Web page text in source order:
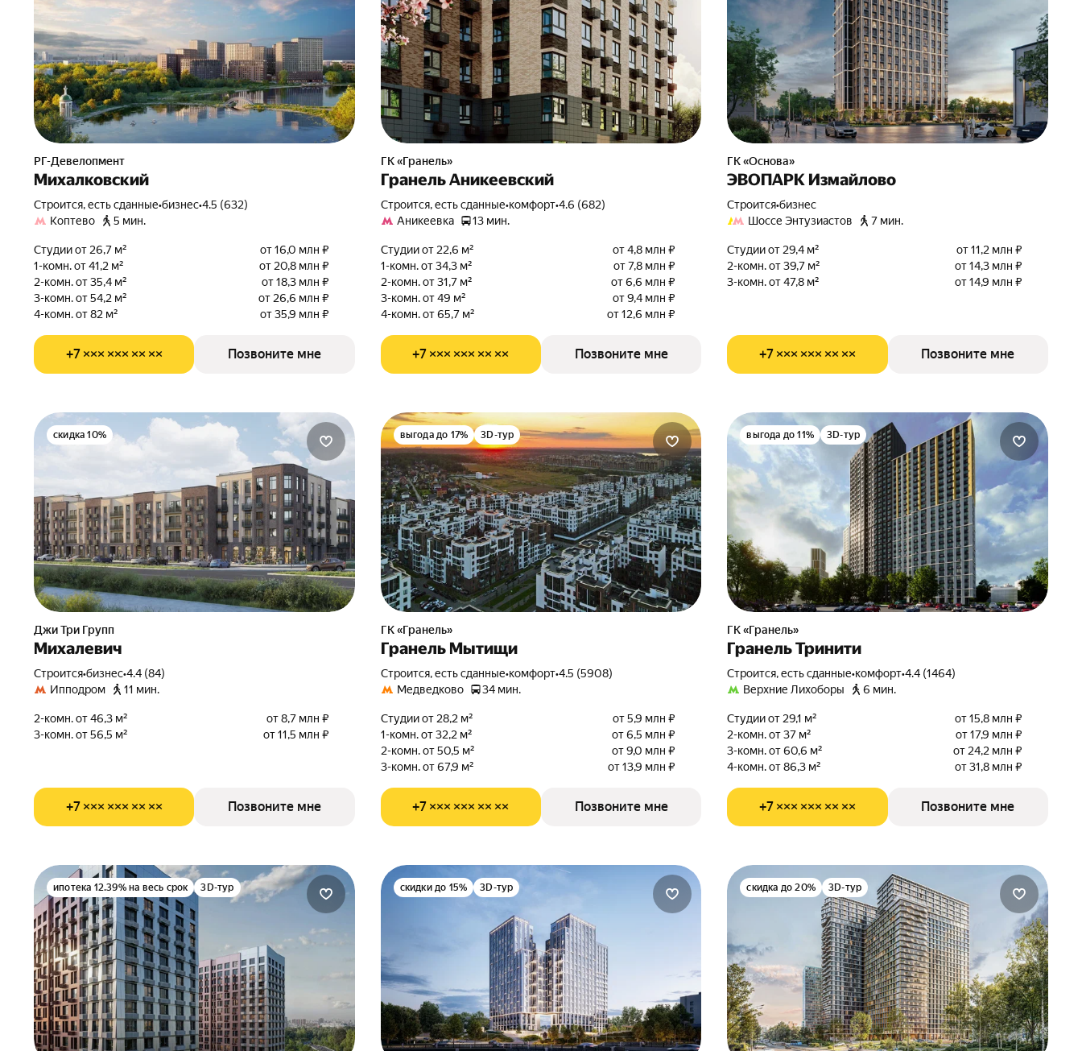
РГ-Девелопмент
Михалковский
Строится, есть сданные•бизнес•4.5 (632)
Коптево
5 мин.
Студии от 26,7 м²
от 16,0 млн ₽
1-комн. от 41,2 м²
от 20,8 млн ₽
2-комн. от 35,4 м²
от 18,3 млн ₽
3-комн. от 54,2 м²
от 26,6 млн ₽
4-комн. от 82 м²
от 35,9 млн ₽
+7 ××× ××× ×× ×× Позвоните мне
ГК «Гранель»
Гранель Аникеевский
Строится, есть сданные•комфорт•4.6 (682)
Аникеевка
13 мин.
Студии от 22,6 м²
от 4,8 млн ₽
1-комн. от 34,3 м²
от 7,8 млн ₽
2-комн. от 31,7 м²
от 6,6 млн ₽
3-комн. от 49 м²
от 9,4 млн ₽
4-комн. от 65,7 м²
от 12,6 млн ₽
+7 ××× ××× ×× ×× Позвоните мне
ГК «Основа»
ЭВОПАРК Измайлово
Строится•бизнес
Шоссе Энтузиастов
7 мин.
Студии от 29,4 м²
от 11,2 млн ₽
2-комн. от 39,7 м²
от 14,3 млн ₽
3-комн. от 47,8 м²
от 14,9 млн ₽
+7 ××× ××× ×× ×× Позвоните мне
скидка 10%
Джи Три Групп
Михалевич
Строится•бизнес•4.4 (84)
Ипподром
11 мин.
2-комн. от 46,3 м²
от 8,7 млн ₽
3-комн. от 56,5 м²
от 11,5 млн ₽
+7 ××× ××× ×× ×× Позвоните мне
выгода до 17% 3D-тур
ГК «Гранель»
Гранель Мытищи
Строится, есть сданные•комфорт•4.5 (5908)
Медведково
34 мин.
Студии от 28,2 м²
от 5,9 млн ₽
1-комн. от 32,2 м²
от 6,5 млн ₽
2-комн. от 50,5 м²
от 9,0 млн ₽
3-комн. от 67,9 м²
от 13,9 млн ₽
+7 ××× ××× ×× ×× Позвоните мне
выгода до 11% 3D-тур
ГК «Гранель»
Гранель Тринити
Строится, есть сданные•комфорт•4.4 (1464)
Верхние Лихоборы
6 мин.
Студии от 29,1 м²
от 15,8 млн ₽
2-комн. от 37 м²
от 17,9 млн ₽
3-комн. от 60,6 м²
от 24,2 млн ₽
4-комн. от 86,3 м²
от 31,8 млн ₽
+7 ××× ××× ×× ×× Позвоните мне
ипотека 12.39% на весь срок 3D-тур скидки до 15% 3D-тур скидка до 20% 3D-тур